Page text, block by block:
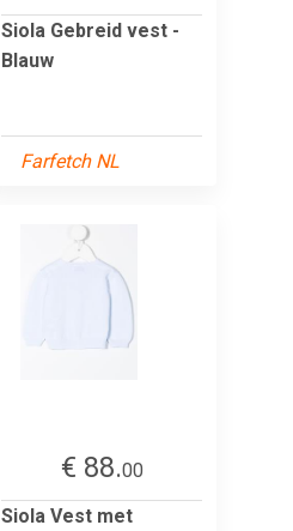
Siola Gebreid vest -
Blauw
Farfetch NL
€ 88.00
Siola Vest met